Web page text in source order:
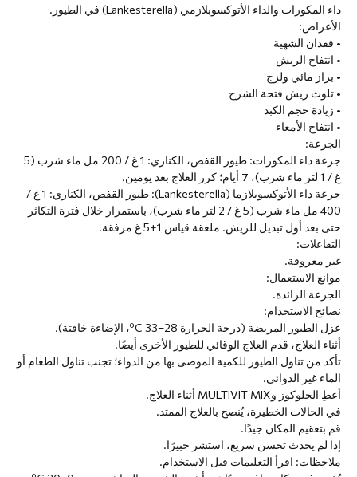
داء المكورات والداء الأتوكسوبلازمي (Lankesterella) في الطيور.
الأعراض:
• فقدان الشهية
• انتفاخ الريش
• براز مائي ولزج
• تلوث ريش فتحة الشرج
• زيادة حجم الكبد
• انتفاخ الأمعاء
الجرعة:
جرعة داء المكورات: طيور القفص، الكناري: 1 غ / 200 مل ماء شرب (5
غ / 1 لتر ماء شرب)، 7 أيام؛ كرر العلاج بعد يومين.
جرعة داء الأتوكسوبلازما (Lankesterella): طيور القفص، الكناري: 1 غ /
400 مل ماء شرب (5 غ / 2 لتر ماء شرب)، باستمرار خلال فترة التكاثر
حتى بعد أول تبديل للريش. ملعقة قياس 1+5 غ مرفقة.
التفاعلات:
غير معروفة.
موانع الاستعمال:
الجرعة الزائدة.
نصائح الاستخدام:
عزل الطيور المريضة (درجة الحرارة 28–33 ºC، الإضاءة خافتة).
أثناء العلاج، قدم العلاج الوقائي للطيور الأخرى أيضًا.
تأكد من تناول الطيور للكمية الموصى بها من الدواء؛ تجنب تناول الطعام أو
الماء غير الدوائي.
أعطِ الجلوكوز وMULTIVIT MIX أثناء العلاج.
في الحالات الخطيرة، يُنصح بالعلاج الممتد.
قم بتعقيم المكان جيدًا.
إذا لم يحدث تحسن سريع، استشر خبيرًا.
ملاحظات: اقرأ التعليمات قبل الاستخدام.